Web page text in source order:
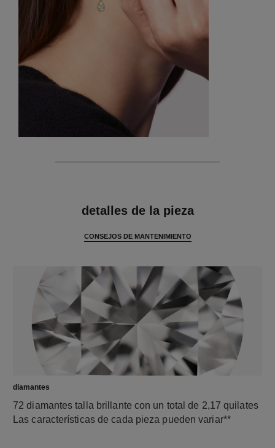
detalles de la pieza
CONSEJOS DE MANTENIMIENTO
diamantes
72 diamantes talla brillante con un total de 2,17 quilates
Las características de cada pieza pueden variar**